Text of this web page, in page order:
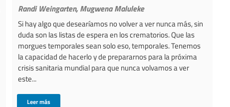
Randi Weingarten, Mugwena Maluleke
Si hay algo que desearíamos no volver a ver nunca más, sin
duda son las listas de espera en los crematorios. Que las
morgues temporales sean solo eso, temporales. Tenemos
la capacidad de hacerlo y de prepararnos para la próxima
crisis sanitaria mundial para que nunca volvamos a ver
este...
Leer más